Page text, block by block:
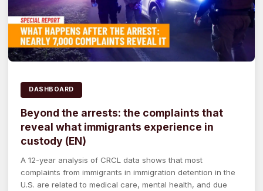
DASHBOARD
Beyond the arrests: the complaints that
reveal what immigrants experience in
custody (EN)
A 12-year analysis of CRCL data shows that most
complaints from immigrants in immigration detention in the
U.S. are related to medical care, mental health, and due